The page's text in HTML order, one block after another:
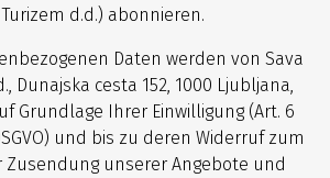
Turizem d.d.) abonnieren.
Daten werden von Sava
Dunajska cesta 152, 1000 Ljubljana,
Grundlage Ihrer Einwilligung (Art. 6
und bis zu deren Widerruf zum
Zusendung unserer Angebote und